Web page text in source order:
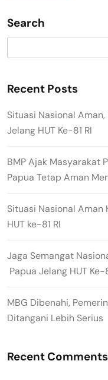
Search
Recent Posts
Situasi Nasional
Jelang HUT Ke-81 RI
BMP Ajak Masyarakat
Papua Tetap Aman
Situasi Nasional Aman
HUT ke-81 RI
Jaga Semangat
Papua Jelang HUT Ke-
MBG Dibenahi,
Ditangani Lebih Serius
Recent Comments